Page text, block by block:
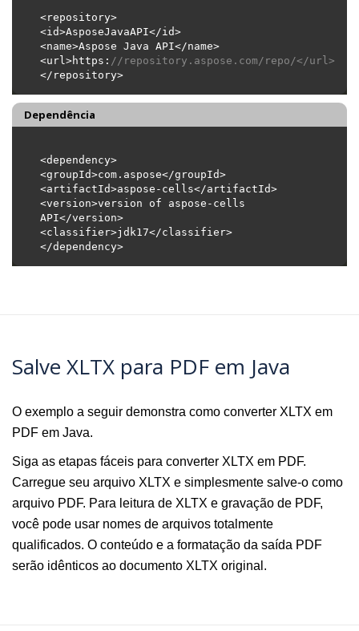
<url>https: //repository.aspose.com/repo/</url>
Dependência
<version>version of aspose-cells
Salve XLTX para PDF em Java
O exemplo a seguir demonstra como converter XLTX em
PDF em Java.
Siga as etapas fáceis para converter XLTX em PDF.
Carregue seu arquivo XLTX e simplesmente salve-o como
arquivo PDF. Para leitura de XLTX e gravação de PDF,
você pode usar nomes de arquivos totalmente
qualificados. O conteúdo e a formatação da saída PDF
serão idênticos ao documento XLTX original.